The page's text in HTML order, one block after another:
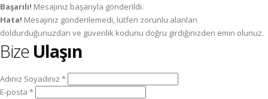
Başarılı! Mesajınız başarıyla gönderildi.
Hata! Mesajınız gönderilemedi, lütfen zorunlu alanları
doldurduğunuzdan ve güvenlik kodunu doğru girdiğinizden emin olunuz.
Bize Ulaşın
Adınız Soyadınız *
E-posta *